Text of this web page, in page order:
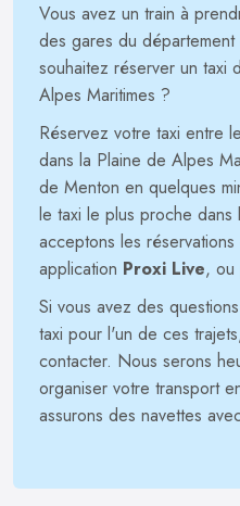
Vous avez un train à
des gares du
souhaitez réserver un taxi
Alpes Maritimes ?
Réservez votre taxi entre
dans la Plaine de Alpes
de Menton en quelques
le taxi le plus proche
acceptons les
application Proxi Live, ou
Si vous avez des
taxi pour l'un de ces
contacter. Nous serons
organiser votre transport
assurons des navettes